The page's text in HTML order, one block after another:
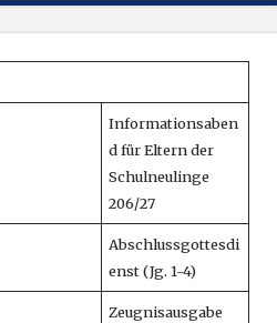
Informationsaben
d für Eltern der
Schulneulinge
206/27
Abschlussgottesdi
enst (Jg. 1-4)
Zeugnisausgabe